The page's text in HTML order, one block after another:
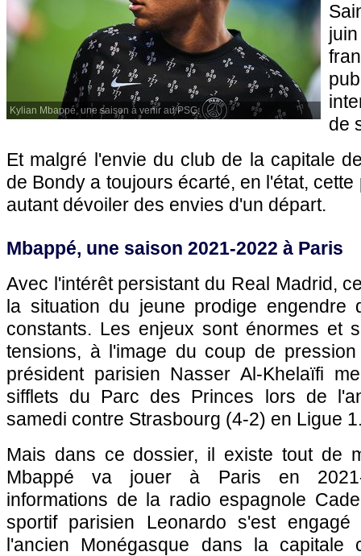
Kylian Mbappé, une saison à venir au PSG.
de
Et malgré l'envie du club de la capitale
de Bondy a toujours écarté, en l'état,
autant dévoiler des envies d'un départ.
Mbappé, une saison 2021-2022 à Paris
Avec l'intérêt persistant du Real Madrid,
la situation du jeune prodige engendre
constants. Les enjeux sont énormes et
tensions, à l'image du coup de
président parisien Nasser Al-Khelaïfi
sifflets du Parc des Princes lors de
samedi contre Strasbourg (4-2) en Ligue
Mais dans ce dossier, il existe tout de
Mbappé va jouer à Paris en
informations de la radio espagnole
sportif parisien Leonardo s'est
l'ancien Monégasque dans la capitale